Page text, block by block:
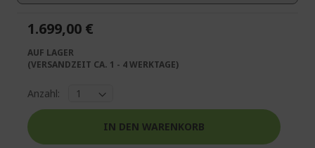
1.699,00 €
AUF LAGER
(VERSANDZEIT CA. 1 - 4 WERKTAGE)
Anzahl:
IN DEN WARENKORB